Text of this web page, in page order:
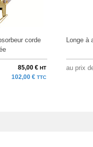
corde
85,00 € HT
102,00 € TTC
Longe à
au prix